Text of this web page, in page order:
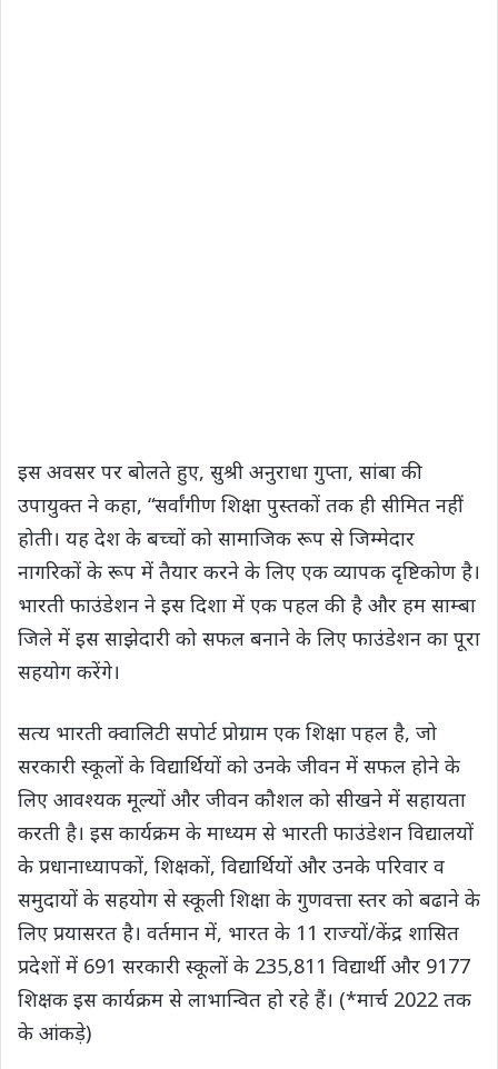
इस अवसर पर बोलते हुए, सुश्री अनुराधा गुप्ता, सांबा की
उपायुक्त ने कहा, “सर्वांगीण शिक्षा पुस्तकों तक ही सीमित नहीं
होती। यह देश के बच्चों को सामाजिक रूप से जिम्मेदार
नागरिकों के रूप में तैयार करने के लिए एक व्यापक दृष्टिकोण है।
भारती फाउंडेशन ने इस दिशा में एक पहल की है और हम साम्बा
जिले में इस साझेदारी को सफल बनाने के लिए फाउंडेशन का पूरा
सहयोग करेंगे।
सत्य भारती क्वालिटी सपोर्ट प्रोग्राम एक शिक्षा पहल है, जो
सरकारी स्कूलों के विद्यार्थियों को उनके जीवन में सफल होने के
लिए आवश्यक मूल्यों और जीवन कौशल को सीखने में सहायता
करती है। इस कार्यक्रम के माध्यम से भारती फाउंडेशन विद्यालयों
के प्रधानाध्यापकों, शिक्षकों, विद्यार्थियों और उनके परिवार व
समुदायों के सहयोग से स्कूली शिक्षा के गुणवत्ता स्तर को बढाने के
लिए प्रयासरत है। वर्तमान में, भारत के 11 राज्यों/केंद्र शासित
प्रदेशों में 691 सरकारी स्कूलों के 235,811 विद्यार्थी और 9177
शिक्षक इस कार्यक्रम से लाभान्वित हो रहे हैं। (*मार्च 2022 तक
के आंकड़े)